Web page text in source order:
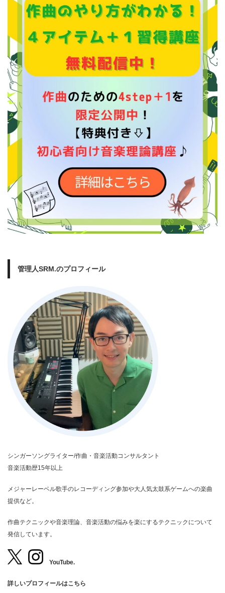
管理人SRM.のプロフィール
シンガーソングライター/作曲・音楽活動コンサルタント
音楽活動歴15年以上
メジャーレーベル歌手のレコーディング参加や大人気太鼓系ゲームへの楽曲
提供など。
作曲テクニックや音楽理論、音楽活動の悩みを楽にするテクニックについて
発信しています。
YouTube.
詳しいプロフィールはこちら